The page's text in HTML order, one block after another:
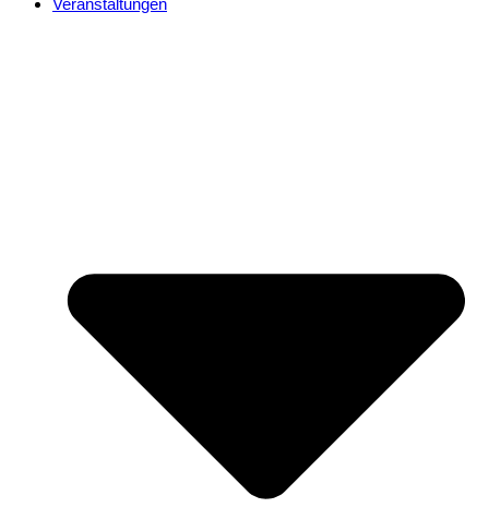
Veranstaltungen